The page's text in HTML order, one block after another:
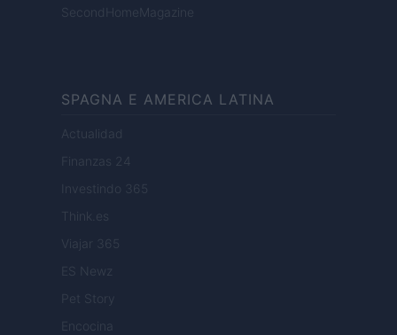
SecondHomeMagazine
SPAGNA E AMERICA LATINA
Actualidad
Finanzas 24
Investindo 365
Think.es
Viajar 365
ES Newz
Pet Story
Encocina